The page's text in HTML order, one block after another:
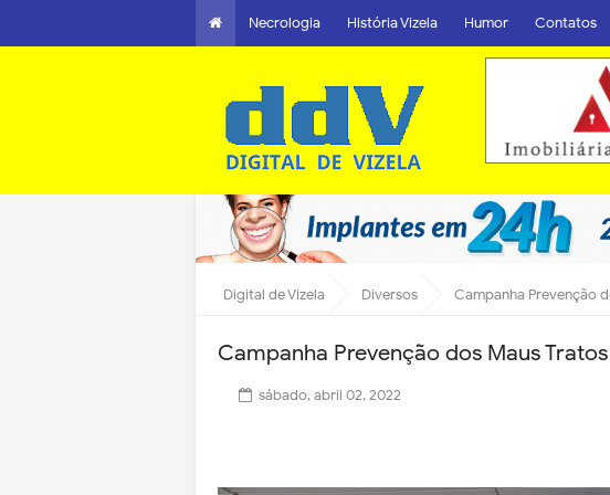
Necrologia História Vizela Humor Contatos
Digital de Vizela Diversos Campanha Prevenção
Campanha Prevenção dos Maus
sábado, abril 02, 2022